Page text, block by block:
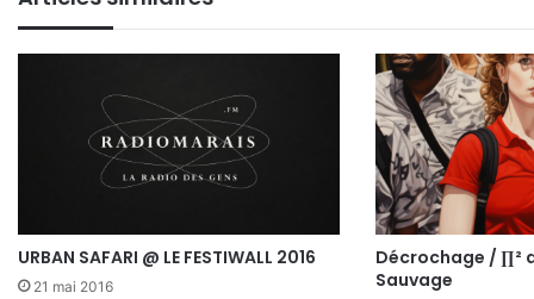
URBAN SAFARI @ LE FESTIWALL 2016
21 mai 2016
Décrochage / ∏²
Sauvage